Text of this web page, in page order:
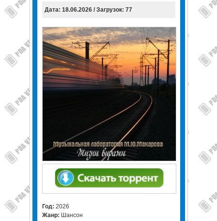
Дата: 18.06.2026 / Загрузок: 77
Год: 2026
Жанр: Шансон